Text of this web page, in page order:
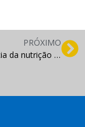
PRÓXIMO
A importância da nutrição de leads no processo do funil de vendas